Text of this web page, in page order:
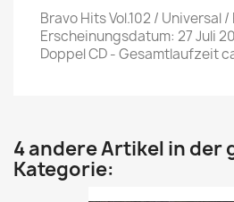
Bravo Hits Vol.102 / Universal
Erscheinungsdatum: 27 Juli
Doppel CD - Gesamtlaufzeit
4 andere Artikel in der
Kategorie: